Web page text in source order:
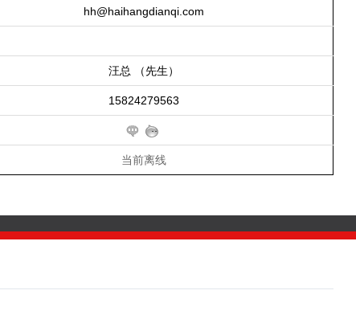
hh@haihangdianqi.com
汪总 （先生）
15824279563
当前离线